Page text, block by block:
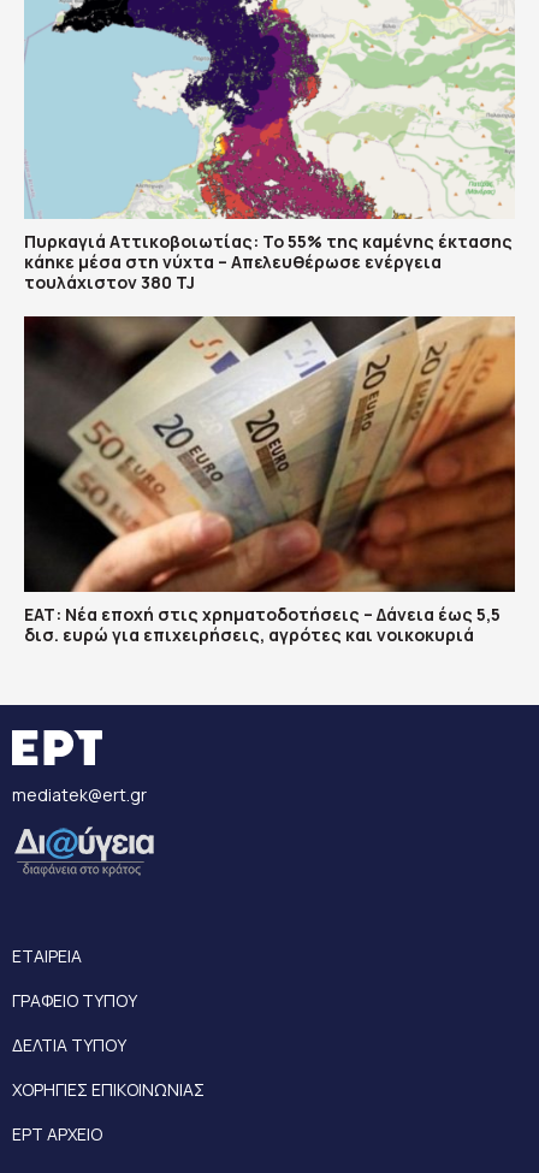
Πυρκαγιά Αττικοβοιωτίας: Το 55% της καμένης έκτασης
κάηκε μέσα στη νύχτα – Απελευθέρωσε ενέργεια
τουλάχιστον 380 TJ
ΕΑΤ: Νέα εποχή στις χρηματοδοτήσεις – Δάνεια έως 5,5
δισ. ευρώ για επιχειρήσεις, αγρότες και νοικοκυριά
mediatek@ert.gr
ΕΤΑΙΡΕΙΑ
ΓΡΑΦΕΙΟ ΤΥΠΟΥ
ΔΕΛΤΙΑ ΤΥΠΟΥ
ΧΟΡΗΓΙΕΣ ΕΠΙΚΟΙΝΩΝΙΑΣ
ΕΡΤ ΑΡΧΕΙΟ